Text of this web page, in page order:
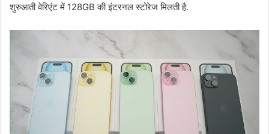
शुरुआती वेरिएंट में 128GB की इंटरनल स्टोरेज मिलती है.